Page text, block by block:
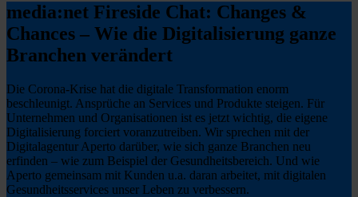
media:net Fireside Chat: Changes &
Chances – Wie die Digitalisierung ganze
Branchen verändert
Die Corona-Krise hat die digitale Transformation enorm
beschleunigt. Ansprüche an Services und Produkte steigen. Für
Unternehmen und Organisationen ist es jetzt wichtig, die eigene
Digitalisierung forciert voranzutreiben. Wir sprechen mit der
Digitalagentur Aperto darüber, wie sich ganze Branchen neu
erfinden – wie zum Beispiel der Gesundheitsbereich. Und wie
Aperto gemeinsam mit Kunden u.a. daran arbeitet, mit digitalen
Gesundheitsservices unser Leben zu verbessern.